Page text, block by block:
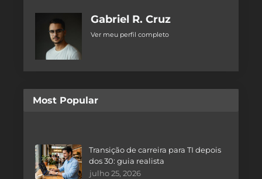
Gabriel R. Cruz
Ver meu perfil completo
Most Popular
Transição de carreira para TI depois
dos 30: guia realista
julho 25, 2026